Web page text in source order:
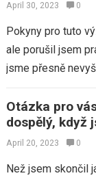
April 30, 2023 0
Pokyny pro tuto
ale porušil jsem
jsme přesně
Otázka pro
dospělý, když
April 20, 2023 0
Než jsem skončil